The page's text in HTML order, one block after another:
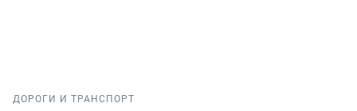
ДОРОГИ И ТРАНСПОРТ